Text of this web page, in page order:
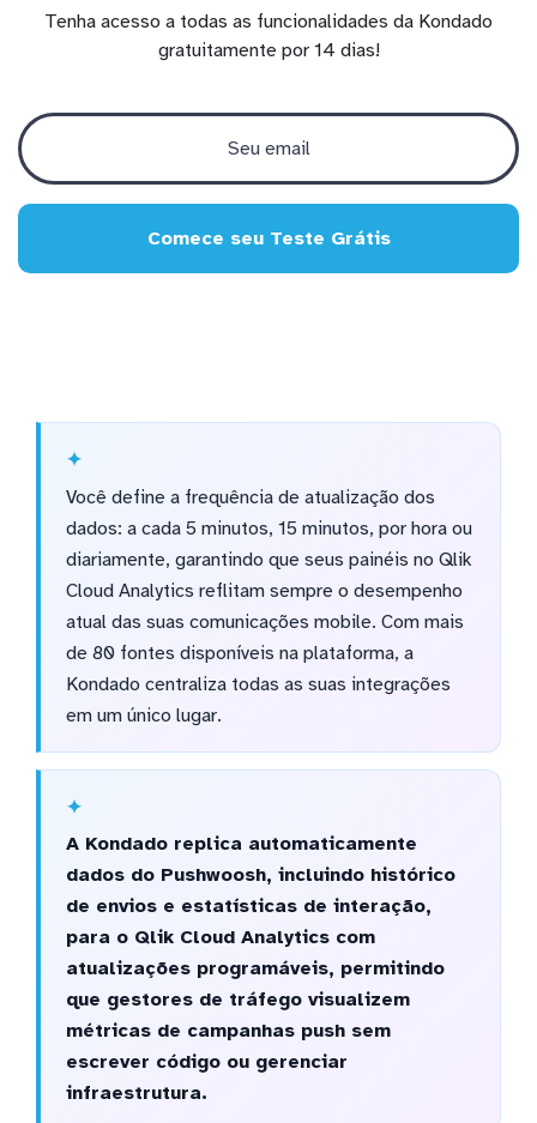
Tenha acesso a todas as funcionalidades da Kondado
gratuitamente por 14 dias!
Comece seu Teste Grátis
Você define a frequência de atualização dos
dados: a cada 5 minutos, 15 minutos, por hora ou
diariamente, garantindo que seus painéis no Qlik
Cloud Analytics reflitam sempre o desempenho
atual das suas comunicações mobile. Com mais
de 80 fontes disponíveis na plataforma, a
Kondado centraliza todas as suas integrações
em um único lugar.
A Kondado replica automaticamente
dados do Pushwoosh, incluindo histórico
de envios e estatísticas de interação,
para o Qlik Cloud Analytics com
atualizações programáveis, permitindo
que gestores de tráfego visualizem
métricas de campanhas push sem
escrever código ou gerenciar
infraestrutura.